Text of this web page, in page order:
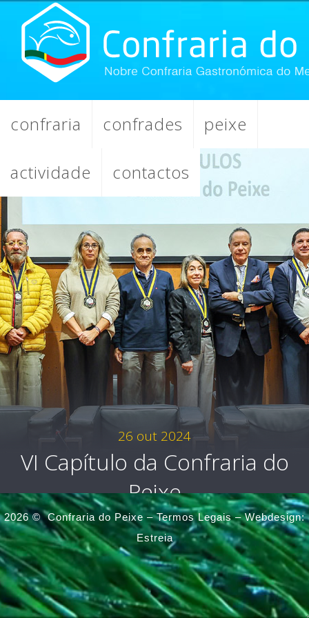
confraria confrades peixe
actividade contactos
26 out 2024
VI Capítulo da Confraria do
Peixe
2026 ©Confraria do Peixe –Termos Legais–Webdesign:
Estreia